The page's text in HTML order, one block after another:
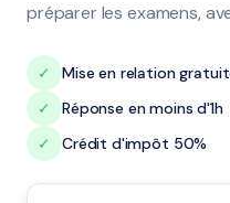
préparer les examens,
✓
Mise en relation
✓
Réponse en moins d'1h
✓
Crédit d'impôt 50%